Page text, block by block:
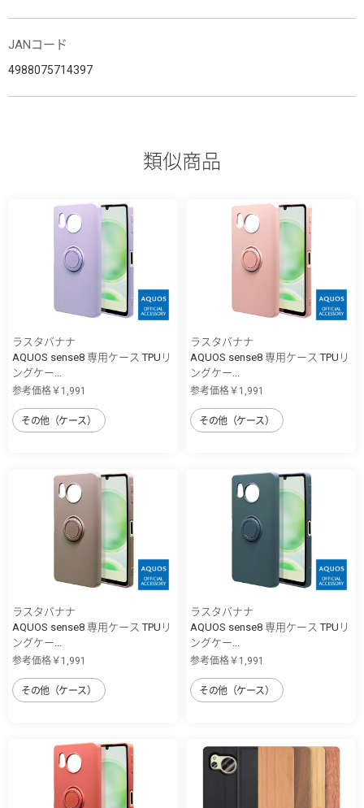
JANコード
4988075714397
類似商品
ラスタバナナ
AQUOS sense8 専用ケース TPUリ
ングケー...
参考価格￥1,991
その他（ケース）
ラスタバナナ
AQUOS sense8 専用ケース TPUリ
ングケー...
参考価格￥1,991
その他（ケース）
ラスタバナナ
AQUOS sense8 専用ケース TPUリ
ングケー...
参考価格￥1,991
その他（ケース）
ラスタバナナ
AQUOS sense8 専用ケース TPUリ
ングケー...
参考価格￥1,991
その他（ケース）